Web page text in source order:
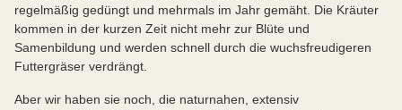
regelmäßig gedüngt und mehrmals im Jahr gemäht. Die Kräuter
kommen in der kurzen Zeit nicht mehr zur Blüte und
Samenbildung und werden schnell durch die wuchsfreudigeren
Futtergräser verdrängt.
Aber wir haben sie noch, die naturnahen, extensiv